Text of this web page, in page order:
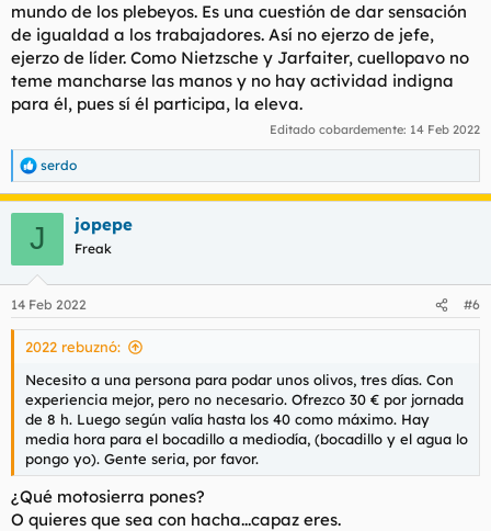
mundo de los plebeyos. Es una cuestión de dar sensación
de igualdad a los trabajadores. Así no ejerzo de jefe,
ejerzo de líder. Como Nietzsche y Jarfaiter, cuellopavo no
teme mancharse las manos y no hay actividad indigna
para él, pues sí él participa, la eleva.
Editado cobardemente: 14 Feb 2022
R
e
a
e
s
serdo
J jopepe
Freak
14 Feb 2022 #6
2022 rebuznó:
Necesito a una persona para podar unos olivos, tres días. Con
experiencia mejor, pero no necesario. Ofrezco 30 € por jornada
de 8 h. Luego según valía hasta los 40 como máximo. Hay
media hora para el bocadillo a mediodía, (bocadillo y el agua lo
pongo yo). Gente seria, por favor.
¿Qué motosierra pones?
O quieres que sea con hacha...capaz eres.